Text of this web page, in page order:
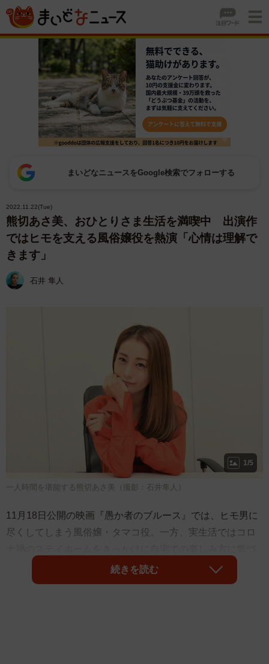
まいどなニュースをGoogle検索でフォローする
2022.11.22(Tue)
熊切あさ美、おひとりさま生活を満喫中 出演作
ではヒモを支える風俗嬢役を熱演「心情は理解で
きます」
石井 隼人
1/5
一人時間を堪能する熊切あさ美（撮影：石井隼人）
11月18日公開の映画『愚か者のブルース』では、ヒモ男に
尽くしてしまう風俗嬢・タマコ役。一方、実生活ではコロ
いたという。「一人の時間は大事」という熊切あさ美
（42）が、その魅力を語る。
続きを読む